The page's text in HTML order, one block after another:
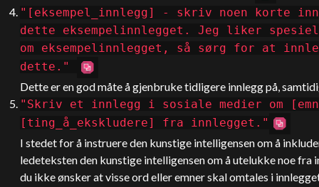
"[eksempel_innlegg] - skriv noen korte
dette eksempelinnlegget. Jeg liker
om eksempelinnlegget, så sørg for at
dette."
Dette er en god måte å gjenbruke tidligere innlegg på,
"Skriv et innlegg i sosiale medier om
[ting_å_ekskludere] fra innlegget."
I stedet for å instruere den kunstige intelligensen om å
ledeteksten den kunstige intelligensen om å utelukke noe
du ikke ønsker at visse ord eller emner skal omtales i